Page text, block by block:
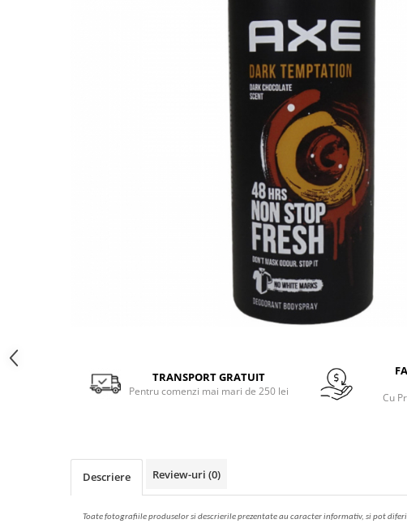
Solutie de indepartat rugina si
Tratament pentru par, conditioner
pentru par, masca de par
Vata demachianta
Facebook
TRANSPORT GRATUIT
Pentru comenzi mai mari de 250 lei Cu
Descriere Review-uri (0)
Toate fotografiile produselorsidescrierileprezentate au caracter informativ, si pot diferi